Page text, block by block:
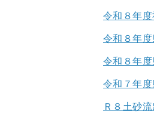
令和８年
令和８年
令和８年
令和７年
Ｒ８土砂